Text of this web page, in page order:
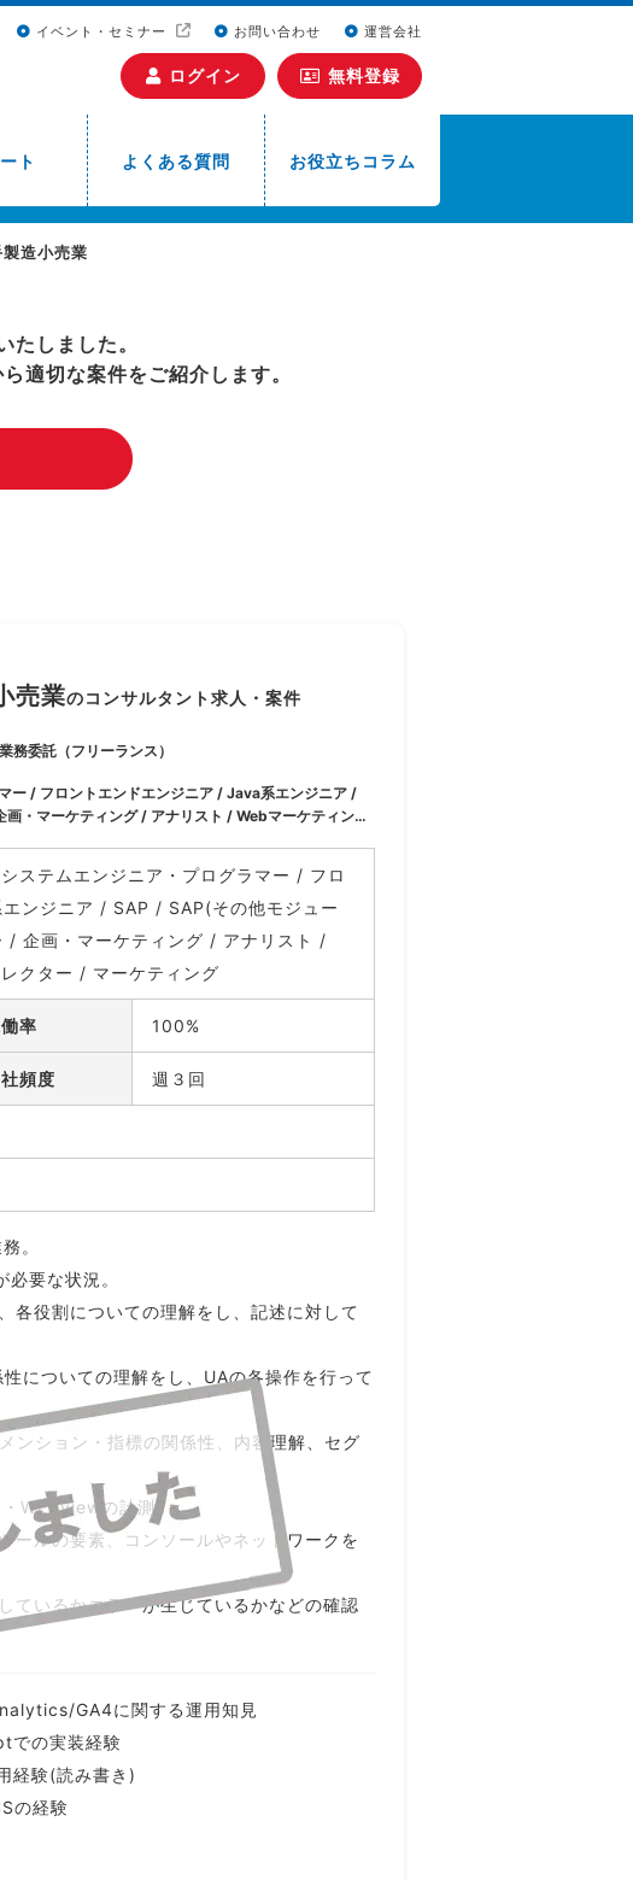
イベント・セミナー お問い合わせ 運営会社
ログイン 無料登録
ト よくある質問 お役立ちコラム
造小売業
たしました。
適切な案件をご紹介します。
売業のコンサルタント求人・案件
業務委託（フリーランス）
ー / フロントエンドエンジニア / Java系エンジニア /
・マーケティング / アナリスト / Webマーケティング
ステムエンジニア・プログラマー / フロ
ンジニア / SAP / SAP(その他モジュー
/ 企画・マーケティング / アナリスト /
クター / マーケティング
率 100%
頻度 週３回
。
要な状況。
各役割についての理解をし、記述に対して
についての理解をし、UAの各操作を行って
ンション・指標の関係性、内容理解、セグ
・WEBviewの計測。
ールの要素、コンソールやネットワークを
ているかエラーが生じているかなどの確認
GA4に関する運用知見
での実装経験
経験(読み書き)
の経験